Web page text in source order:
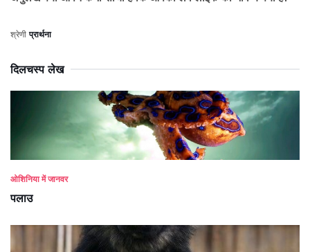
श्रेणी प्रार्थना
दिलचस्प लेख
ओशिनिया में जानवर
पलाउ